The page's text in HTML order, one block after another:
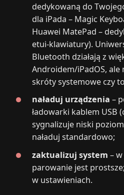
dedykowaną do
dla iPada – Magic
Huawei MatePad –
etui‑klawiatury).
Bluetooth działają z
Androidem/iPadOS, ale
skróty systemowe czy
naładuj urządzenia –
ładowarki kablem USB
sygnalizuje niski
naładuj standardowo;
zaktualizuj system –
parowanie jest
w ustawieniach.